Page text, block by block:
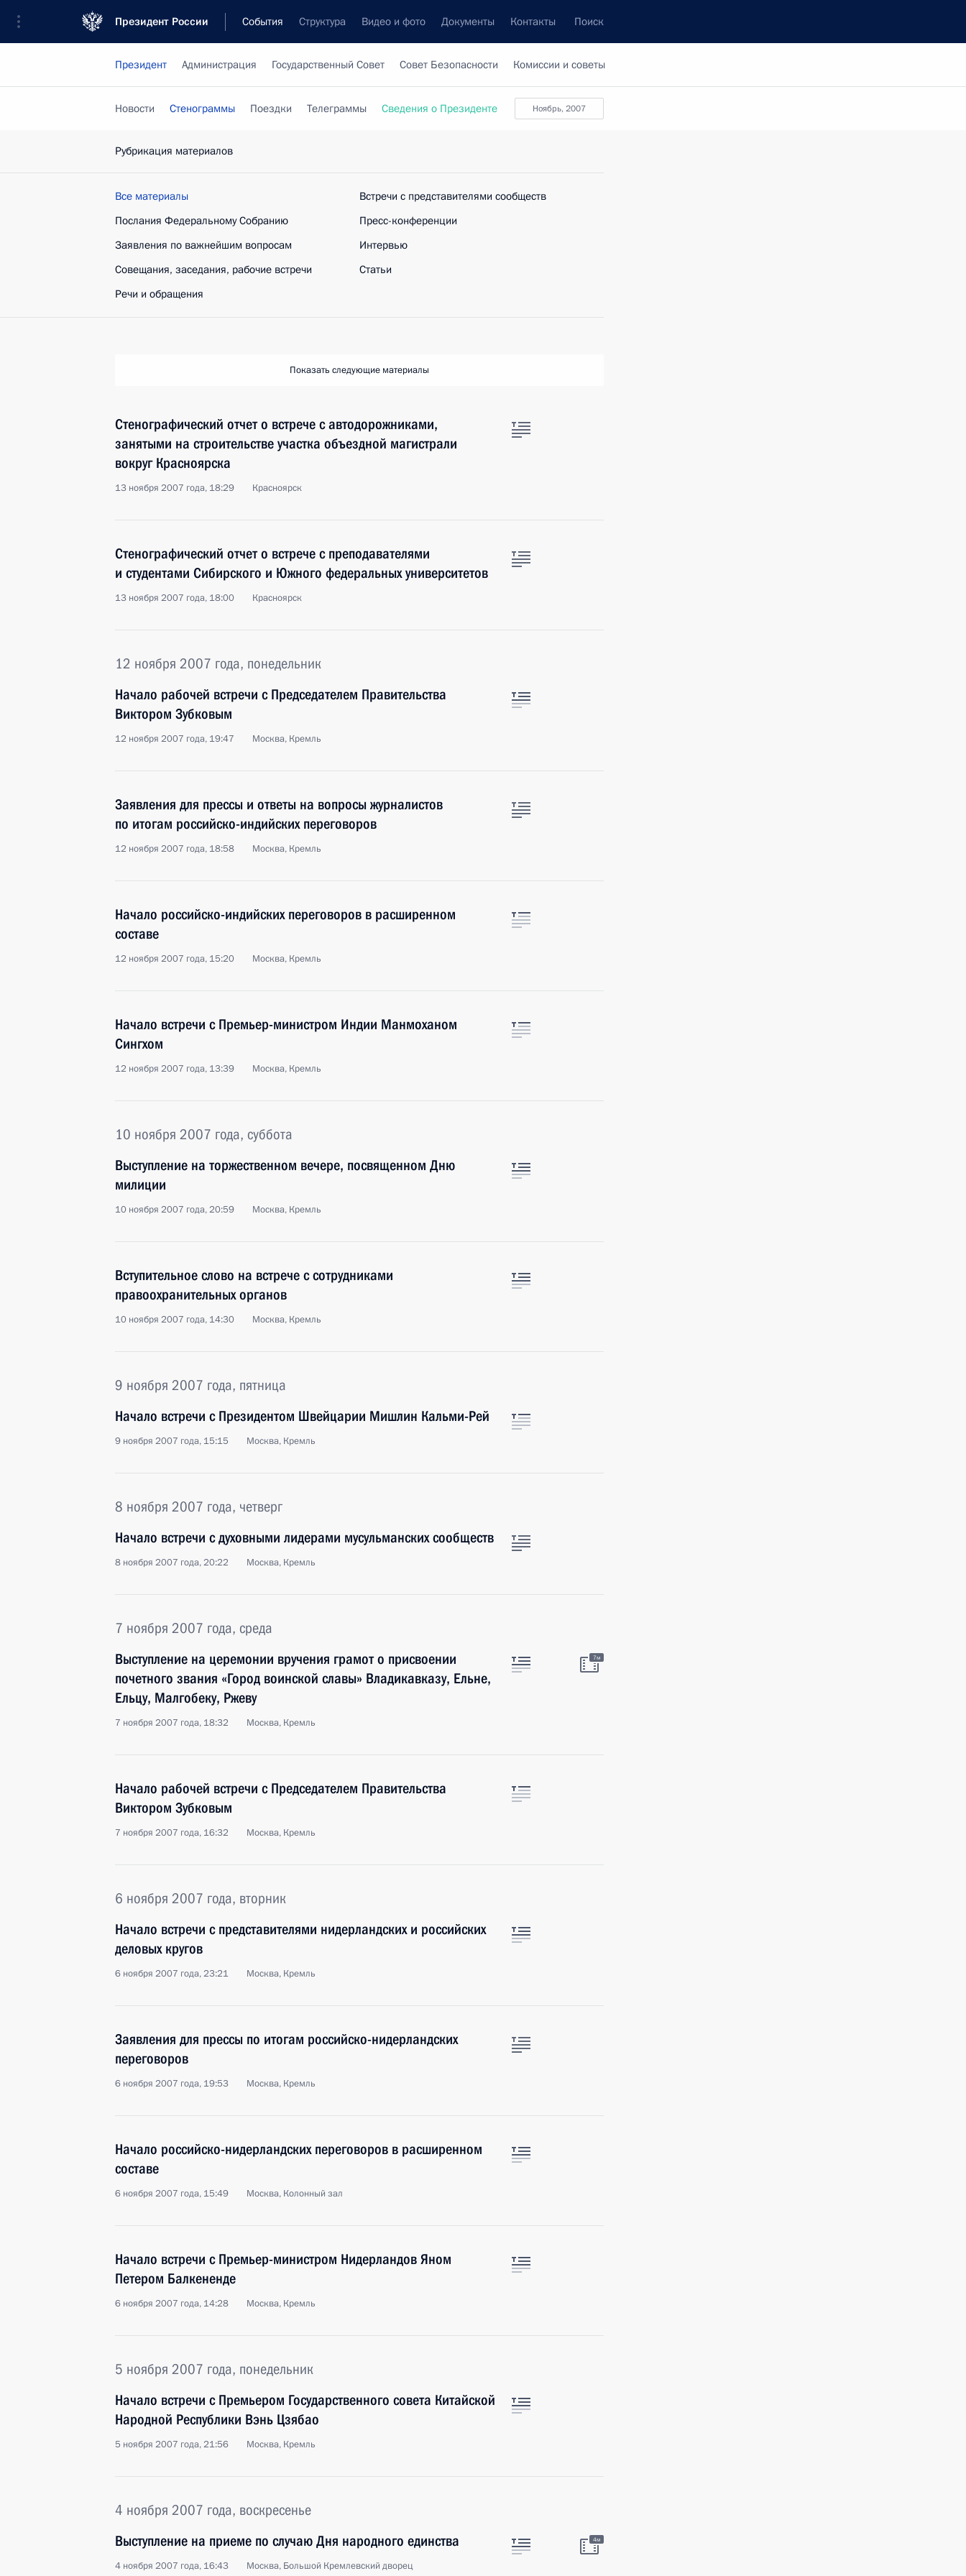
Президент России События Структура Видео и фото Документы Контакты Поиск
Президент Администрация Государственный Совет Совет Безопасности Комиссии и советы
ноябрь, 2007
Новости Стенограммы Поездки Телеграммы Сведения о Президенте
Рубрикация материалов
Все материалы
Послания Федеральному Собранию
Заявления по важнейшим вопросам
Совещания, заседания, рабочие встречи
Речи и обращения
Встречи с представителями сообществ
Пресс-конференции
Интервью
Статьи
Показать следующие материалы
Стенографический отчет о встрече с автодорожниками,
занятыми на строительстве участка объездной магистрали
вокруг Красноярска
13 ноября 2007 года, 18:29 Красноярск
Стенографический отчет о встрече с преподавателями
и студентами Сибирского и Южного федеральных университетов
13 ноября 2007 года, 18:00 Красноярск
12 ноября 2007 года, понедельник
Начало рабочей встречи с Председателем Правительства
Виктором Зубковым
12 ноября 2007 года, 19:47 Москва, Кремль
Заявления для прессы и ответы на вопросы журналистов
по итогам российско-индийских переговоров
12 ноября 2007 года, 18:58 Москва, Кремль
Начало российско-индийских переговоров в расширенном
составе
12 ноября 2007 года, 15:20 Москва, Кремль
Начало встречи с Премьер-министром Индии Манмоханом
Сингхом
12 ноября 2007 года, 13:39 Москва, Кремль
10 ноября 2007 года, суббота
Выступление на торжественном вечере, посвященном Дню
милиции
10 ноября 2007 года, 20:59 Москва, Кремль
Вступительное слово на встрече с сотрудниками
правоохранительных органов
10 ноября 2007 года, 14:30 Москва, Кремль
9 ноября 2007 года, пятница
Начало встречи с Президентом Швейцарии Мишлин Кальми-Рей
9 ноября 2007 года, 15:15 Москва, Кремль
8 ноября 2007 года, четверг
Начало встречи с духовными лидерами мусульманских сообществ
8 ноября 2007 года, 20:22 Москва, Кремль
7 ноября 2007 года, среда
Выступление на церемонии вручения грамот о присвоении
почетного звания «Город воинской славы» Владикавказу, Ельне,
Ельцу, Малгобеку, Ржеву
7 ноября 2007 года, 18:32 Москва, Кремль
7м
Начало рабочей встречи с Председателем Правительства
Виктором Зубковым
7 ноября 2007 года, 16:32 Москва, Кремль
6 ноября 2007 года, вторник
Начало встречи с представителями нидерландских и российских
деловых кругов
6 ноября 2007 года, 23:21 Москва, Кремль
Заявления для прессы по итогам российско-нидерландских
переговоров
6 ноября 2007 года, 19:53 Москва, Кремль
Начало российско-нидерландских переговоров в расширенном
составе
6 ноября 2007 года, 15:49 Москва, Колонный зал
Начало встречи с Премьер-министром Нидерландов Яном
Петером Балкененде
6 ноября 2007 года, 14:28 Москва, Кремль
5 ноября 2007 года, понедельник
Начало встречи с Премьером Государственного совета Китайской
Народной Республики Вэнь Цзябао
5 ноября 2007 года, 21:56 Москва, Кремль
4 ноября 2007 года, воскресенье
Выступление на приеме по случаю Дня народного единства
4 ноября 2007 года, 16:43 Москва, Большой Кремлевский дворец
4м